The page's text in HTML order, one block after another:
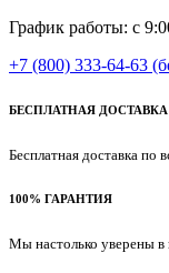
График работы: с
+7 (800) 333-64-63
БЕСПЛАТНАЯ ДОСТАВКА
Бесплатная доставка по
100% ГАРАНТИЯ
Мы настолько уверены в